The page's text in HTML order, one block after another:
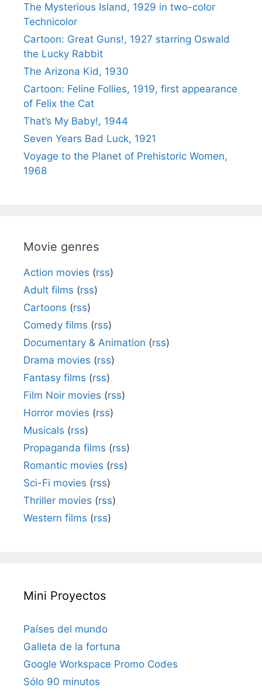
The Mysterious Island, 1929 in two-color
Technicolor
Cartoon: Great Guns!, 1927 starring Oswald
the Lucky Rabbit
The Arizona Kid, 1930
Cartoon: Feline Follies, 1919, first appearance
of Felix the Cat
That’s My Baby!, 1944
Seven Years Bad Luck, 1921
Voyage to the Planet of Prehistoric Women,
1968
Movie genres
Action movies (rss)
Adult films (rss)
Cartoons (rss)
Comedy films (rss)
Documentary & Animation (rss)
Drama movies (rss)
Fantasy films (rss)
Film Noir movies (rss)
Horror movies (rss)
Musicals (rss)
Propaganda films (rss)
Romantic movies (rss)
Sci-Fi movies (rss)
Thriller movies (rss)
Western films (rss)
Mini Proyectos
Países del mundo
Galleta de la fortuna
Google Workspace Promo Codes
Sólo 90 minutos